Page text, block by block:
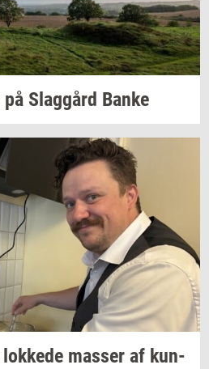
på Slag­gård Banke
lok­ke­de mas­ser af kun­